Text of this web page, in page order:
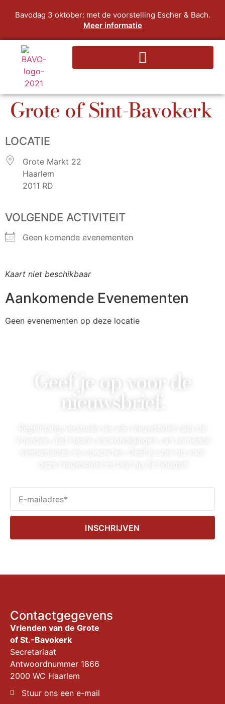
Bavodag 3 oktober: met de voorstelling Escher & Bach.
Meer informatie
Grote of Sint-Bavokerk
LOCATIE
Grote Markt 22
Haarlem
2011 RD
VOLGENDE ACTIVITEIT
Geen komende evenementen
Kaart niet beschikbaar
Aankomende Evenementen
Geen evenementen op deze locatie
Geef je op voor de
nieuwsbrief.
INSCHRIJVEN
Contactgegevens
Vrienden van de Grote
of St.-Bavokerk
Secretariaat
Antwoordnummer 1866
2000 WC Haarlem
Stuur ons een e-mail